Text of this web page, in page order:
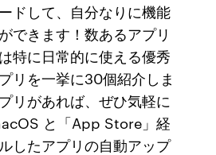
ドして、自分なりに機能
できます！数あるアプリ
特に日常的に使える優秀
リを一挙に30個紹介しま
リがあれば、ぜひ気軽に
と「App Store」経
したアプリの自動アップ